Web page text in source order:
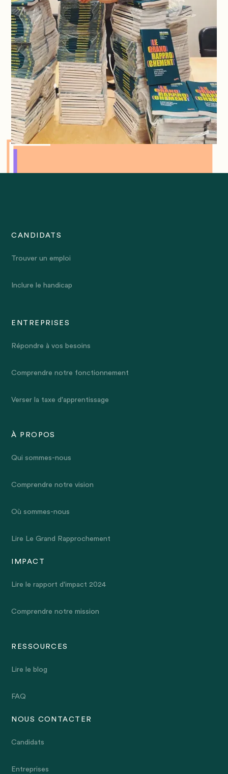
CANDIDATS
Trouver un emploi
Inclure le handicap
ENTREPRISES
Répondre à vos besoins
Comprendre notre fonctionnement
Verser la taxe d'apprentissage
À PROPOS
Qui sommes-nous
Comprendre notre vision
Où sommes-nous
Lire Le Grand Rapprochement
IMPACT
Lire le rapport d'impact 2024
Comprendre notre mission
RESSOURCES
Lire le blog
FAQ
NOUS CONTACTER
Candidats
Entreprises